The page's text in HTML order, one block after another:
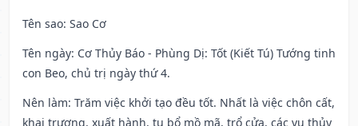
Tên sao: Sao Cơ
Tên ngày: Cơ Thủy Báo - Phùng Dị: Tốt (Kiết Tú) Tướng tinh
con Beo, chủ trị ngày thứ 4.
Nên làm: Trăm việc khởi tạo đều tốt. Nhất là việc chôn cất,
khai trương, xuất hành, tu bổ mồ mã, trổ cửa, các vụ thủy